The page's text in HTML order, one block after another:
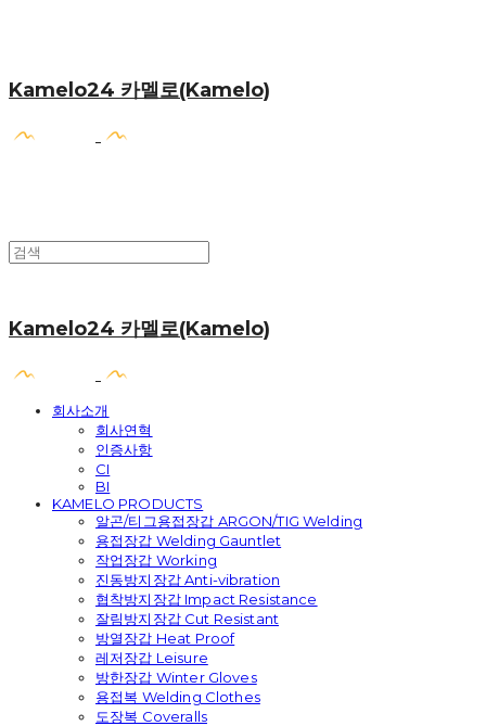
Kamelo24 카멜로(Kamelo)
Kamelo24 카멜로(Kamelo)
회사소개
회사연혁
인증사항
CI
BI
KAMELO PRODUCTS
알곤/티그용접장갑 ARGON/TIG Welding
용접장갑 Welding Gauntlet
작업장갑 Working
진동방지장갑 Anti-vibration
협착방지장갑 Impact Resistance
잘림방지장갑 Cut Resistant
방열장갑 Heat Proof
레저장갑 Leisure
방한장갑 Winter Gloves
용접복 Welding Clothes
도장복 Coveralls